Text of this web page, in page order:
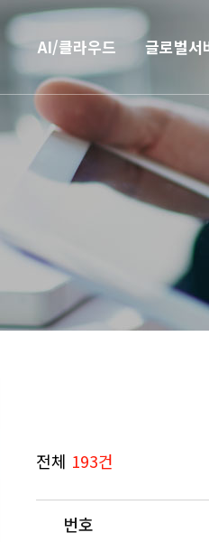
AI/클라우드
AI 인프라
AI 전용 서버호스팅
글로벌서
해
전체 193건
번호